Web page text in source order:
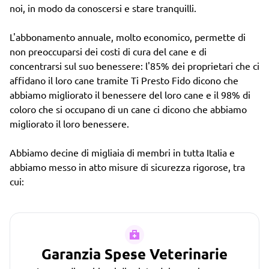
noi, in modo da conoscersi e stare tranquilli.
L'abbonamento annuale, molto economico, permette di
non preoccuparsi dei costi di cura del cane e di
concentrarsi sul suo benessere: l'85% dei proprietari che ci
affidano il loro cane tramite Ti Presto Fido dicono che
abbiamo migliorato il benessere del loro cane e il 98% di
coloro che si occupano di un cane ci dicono che abbiamo
migliorato il loro benessere.
Abbiamo decine di migliaia di membri in tutta Italia e
abbiamo messo in atto misure di sicurezza rigorose, tra
cui:
Garanzia Spese Veterinarie